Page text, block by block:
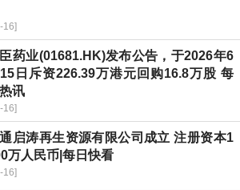
16]
药业(01681.HK)发布公告，于2026年6
日斥资226.39万港元回购16.8万股 每
讯
16]
启涛再生资源有限公司成立 注册资本1
万人民币|每日快看
16]